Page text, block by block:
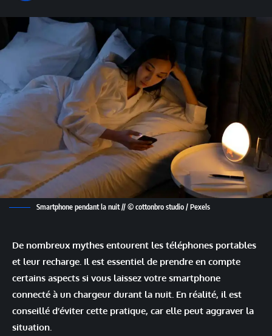
Smartphone pendant la nuit // © cottonbro studio / Pexels
De nombreux mythes entourent les téléphones portables
et leur recharge. Il est essentiel de prendre en compte
certains aspects si vous laissez votre smartphone
connecté à un chargeur durant la nuit. En réalité, il est
conseillé d’éviter cette pratique, car elle peut aggraver la
situation.